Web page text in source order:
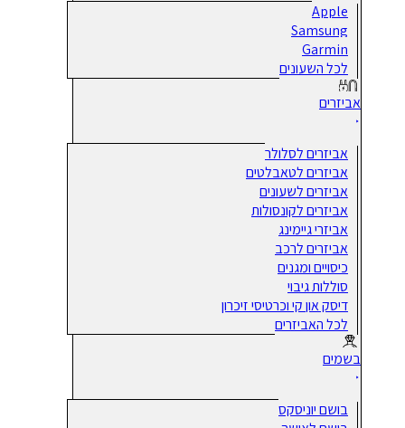
Apple
Samsung
Garmin
לכל השעונים
אביזרים
אביזרים לסלולר
אביזרים לטאבלטים
אביזרים לשעונים
אביזרים לקונסולות
אביזרי גיימינג
אביזרים לרכב
כיסויים ומגנים
סוללות גיבוי
דיסק און קי וכרטיסי זיכרון
לכל האביזרים
בשמים
בושם יוניסקס